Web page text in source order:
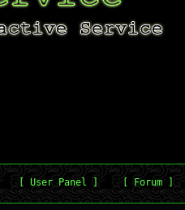
[ User Panel ] [ Forum ]